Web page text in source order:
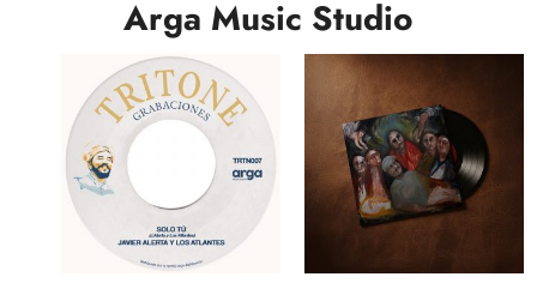
Arga Music Studio